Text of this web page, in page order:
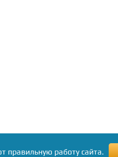
правильную работу сайта.